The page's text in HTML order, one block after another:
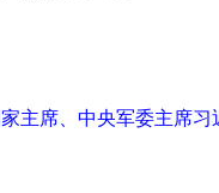
主席、中央军委主席